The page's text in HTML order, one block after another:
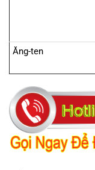
Ăng-ten